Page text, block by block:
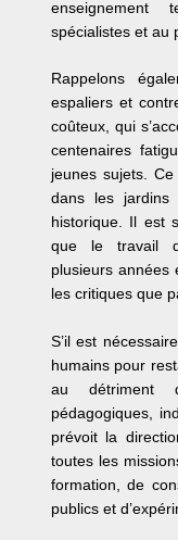
enseignement
spécialistes et au
Rappelons
espaliers et
coûteux, qui
centenaires
jeunes sujets.
dans les
historique. Il est
que le travail
plusieurs années
les critiques que
S’il est
humains pour
au détriment
pédagogiques,
prévoit la
toutes les
formation, de
publics et